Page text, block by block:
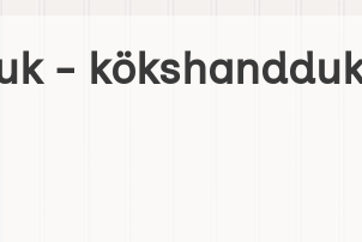
- Bladgrön som favorit
-
- kökshandduk - Bladgrön